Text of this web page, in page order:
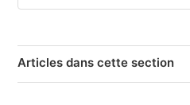
Articles dans cette section